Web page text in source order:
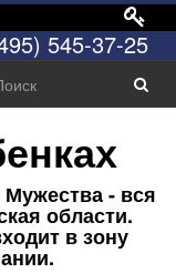
545-37-25
- вся
области.
в зону